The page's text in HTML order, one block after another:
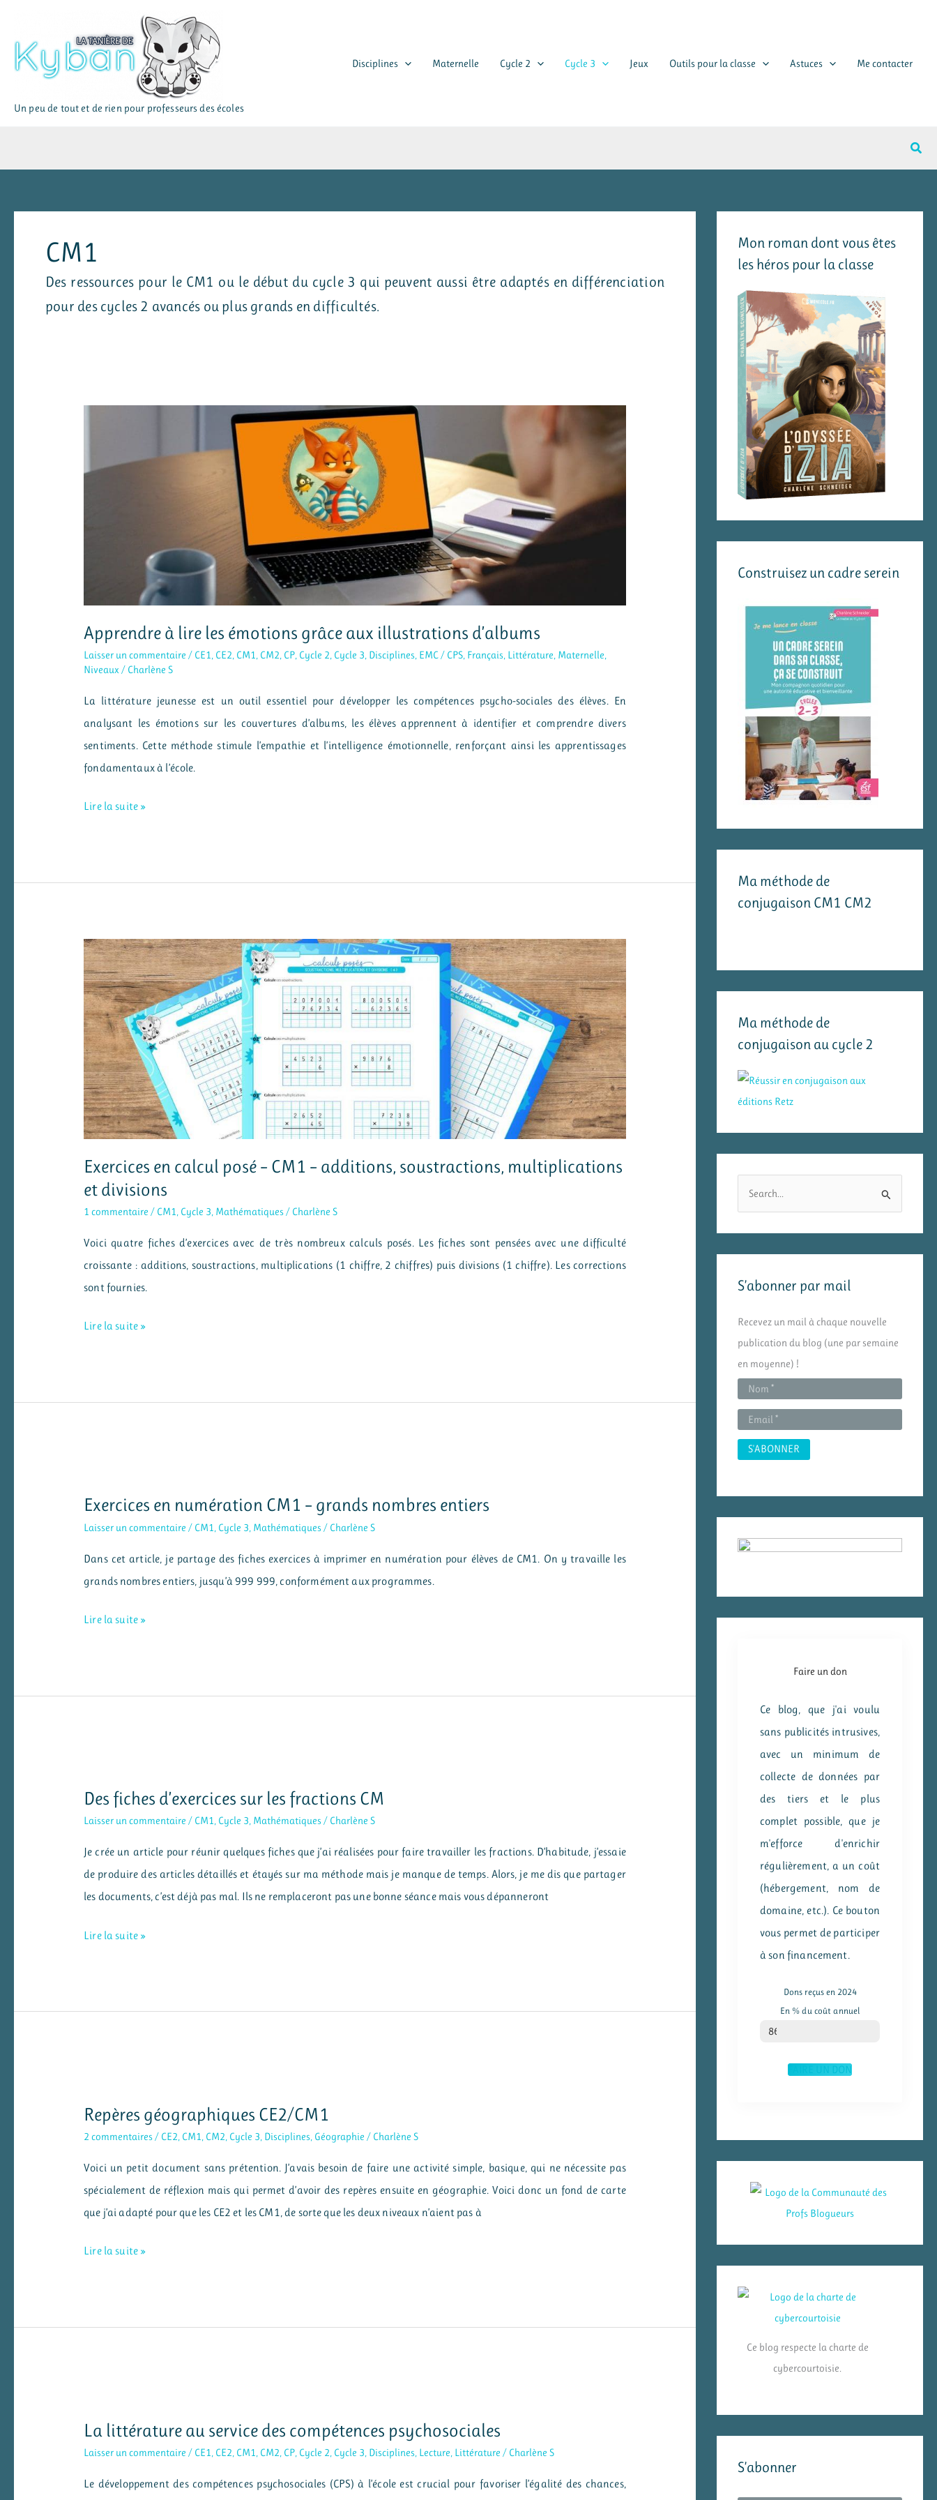
contenu
Un peu de tout et de rien pour professeurs des écoles
Disciplines Maternelle Cycle 2 Cycle 3 Jeux Outils pour la classe Astuces Me contacter
CM1
Des ressources pour le CM1 ou le début du cycle 3 qui peuvent aussi être adaptés en différenciation
pour des cycles 2 avancés ou plus grands en difficultés.
Apprendre à lire les émotions grâce aux illustrations d’albums
Laisser un commentaire / CE1, CE2, CM1, CM2, CP, Cycle 2, Cycle 3, Disciplines, EMC / CPS, Français, Littérature, Maternelle,
Niveaux/ Charlène S
La littérature jeunesse est un outil essentiel pour développer les compétences psycho-sociales des élèves. En
analysant les émotions sur les couvertures d’albums, les élèves apprennent à identifier et comprendre divers
sentiments. Cette méthode stimule l’empathie et l’intelligence émotionnelle, renforçant ainsi les apprentissages
fondamentaux à l’école.
Apprendre
aux
illustrations
d’albums
Lire la suite »
Exercices en calcul posé – CM1 – additions, soustractions, multiplications
et divisions
1 commentaire / CM1, Cycle 3, Mathématiques/ Charlène S
Voici quatre fiches d’exercices avec de très nombreux calculs posés. Les fiches sont pensées avec une difficulté
croissante : additions, soustractions, multiplications (1 chiffre, 2 chiffres) puis divisions (1 chiffre). Les corrections
sont fournies.
Exercices
soustractions,
multiplications
Lire la suite »
Exercices en numération CM1 – grands nombres entiers
Laisser un commentaire / CM1 Cycle 3 Mathématiques / Charlène S
Dans cet article, je partage des fiches exercices à imprimer en numération pour élèves de CM1. On y travaille les
grands nombres entiers, jusqu’à 999 999, conformément aux programmes.
Exercices
Lire la suite »
Des fiches d’exercices sur les fractions CM
Laisser un commentaire / CM1, Cycle 3, Mathématiques/ Charlène S
Je crée un article pour réunir quelques fiches que j’ai réalisées pour faire travailler les fractions. D’habitude, j’essaie
de produire des articles détaillés et étayés sur ma méthode mais je manque de temps. Alors, je me dis que partager
les documents, c’est déjà pas mal. Ils ne remplaceront pas une bonne séance mais vous dépanneront
Des
Lire la suite »
Repères géographiques CE2/CM1
2 commentaires/ CE2, CM1, CM2, Cycle 3, Disciplines, Géographie / Charlène S
Voici un petit document sans prétention. J’avais besoin de faire une activité simple, basique, qui ne nécessite pas
spécialement de réflexion mais qui permet d’avoir des repères ensuite en géographie. Voici donc un fond de carte
que j’ai adapté pour que les CE2 et les CM1, de sorte que les deux niveaux n’aient pas à
Repères
Lire la suite »
La littérature au service des compétences psychosociales
Laisser un commentaire / CE1, CE2, CM1, CM2, CP, Cycle 2, Cycle 3, Disciplines, Lecture, Littérature / Charlène S
Le développement des compétences psychosociales (CPS) à l’école est crucial pour favoriser l’égalité des chances,
Mon roman dont vous êtes
les héros pour la classe
Construisez un cadre serein
Ma méthode de
conjugaison CM1 CM2
Ma méthode de
conjugaison au cycle 2
r
e
:
S’abonner par mail
Recevez un mail à chaque nouvelle
publication du blog (une par semaine
en moyenne) !
Faire un don
Ce blog, que j'ai voulu
sans publicités intrusives,
avec un minimum de
collecte de données par
des tiers et le plus
complet possible, que je
m'efforce d'enrichir
régulièrement, a un coût
(hébergement, nom de
domaine, etc.). Ce bouton
vous permet de participer
à son financement.
Dons reçus en 2024
En % du coût annuel
% du coût annuel
86
FAIRE UN DON
Ce blog respecte la charte de
cybercourtoisie.
S’abonner